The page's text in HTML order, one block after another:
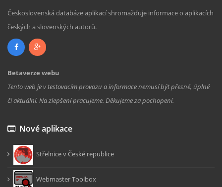
Československá databáze aplikací shromažďuje informace o aplikacích
českých a slovenských autorů.
Betaverze webu
Tento web je v testovacím provozu a informace nemusí být přesné, úplné
či aktuální. Na zlepšení pracujeme. Děkujeme za pochopení.
Nové aplikace
Střelnice v České republice
Webmaster Toolbox